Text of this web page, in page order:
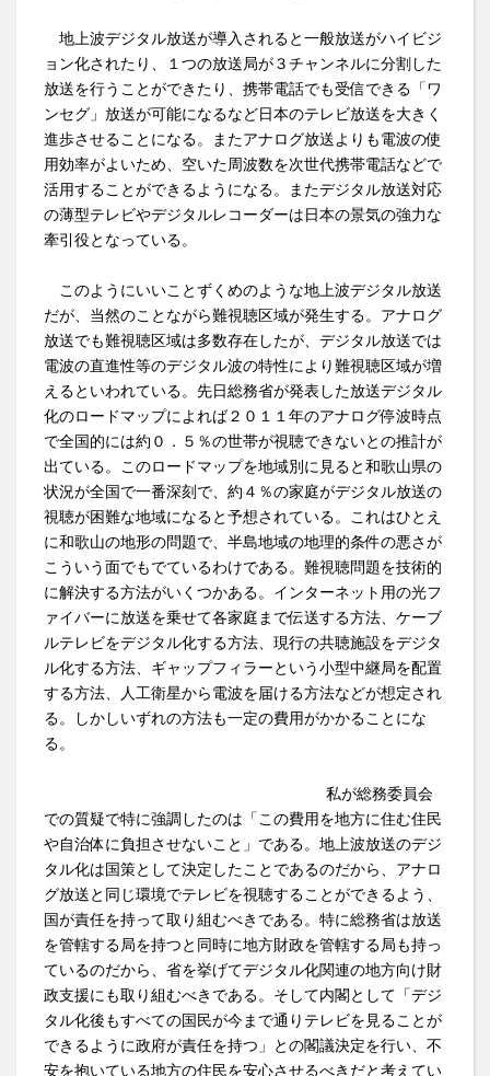
地上波デジタル放送が導入されると一般放送がハイビジ
ョン化されたり、１つの放送局が３チャンネルに分割した
放送を行うことができたり、携帯電話でも受信できる「ワ
ンセグ」放送が可能になるなど日本のテレビ放送を大きく
進歩させることになる。またアナログ放送よりも電波の使
用効率がよいため、空いた周波数を次世代携帯電話などで
活用することができるようになる。またデジタル放送対応
の薄型テレビやデジタルレコーダーは日本の景気の強力な
牽引役となっている。
このようにいいことずくめのような地上波デジタル放送
だが、当然のことながら難視聴区域が発生する。アナログ
放送でも難視聴区域は多数存在したが、デジタル放送では
電波の直進性等のデジタル波の特性により難視聴区域が増
えるといわれている。先日総務省が発表した放送デジタル
化のロードマップによれば２０１１年のアナログ停波時点
で全国的には約０．５％の世帯が視聴できないとの推計が
出ている。このロードマップを地域別に見ると和歌山県の
状況が全国で一番深刻で、約４％の家庭がデジタル放送の
視聴が困難な地域になると予想されている。これはひとえ
に和歌山の地形の問題で、半島地域の地理的条件の悪さが
こういう面でもでているわけである。難視聴問題を技術的
に解決する方法がいくつかある。インターネット用の光フ
ァイバーに放送を乗せて各家庭まで伝送する方法、ケーブ
ルテレビをデジタル化する方法、現行の共聴施設をデジタ
ル化する方法、ギャップフィラーという小型中継局を配置
する方法、人工衛星から電波を届ける方法などが想定され
る。しかしいずれの方法も一定の費用がかかることにな
る。
私が総務委員会
での質疑で特に強調したのは「この費用を地方に住む住民
や自治体に負担させないこと」である。地上波放送のデジ
タル化は国策として決定したことであるのだから、アナロ
グ放送と同じ環境でテレビを視聴することができるよう、
国が責任を持って取り組むべきである。特に総務省は放送
を管轄する局を持つと同時に地方財政を管轄する局も持っ
ているのだから、省を挙げてデジタル化関連の地方向け財
政支援にも取り組むべきである。そして内閣として「デジ
タル化後もすべての国民が今まで通りテレビを見ることが
できるように政府が責任を持つ」との閣議決定を行い、不
安を抱いている地方の住民を安心させるべきだと考えてい